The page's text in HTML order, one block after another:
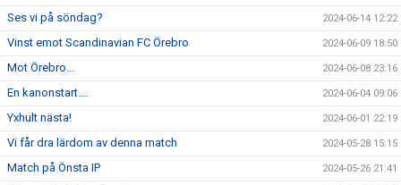
Ses vi på söndag? 2024-06-14 12:22
Vinst emot Scandinavian FC Örebro 2024-06-09 18:50
Mot Örebro... 2024-06-08 23:16
En kanonstart.... 2024-06-04 09:06
Yxhult nästa! 2024-06-01 22:19
Vi får dra lärdom av denna match 2024-05-28 15:15
Match på Önsta IP 2024-05-26 21:41